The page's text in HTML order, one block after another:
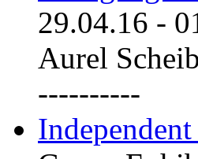
29.04.16 -
Aurel
----------